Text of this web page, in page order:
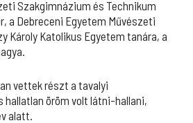
Szakgimnázium és Technikum
a Debreceni Egyetem Művészeti
Károly Katolikus Egyetem tanára, a
vettek részt a tavalyi
öröm volt látni-hallani,
alatt.